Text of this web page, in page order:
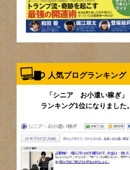
人気ブログランキング
「シニア お小遣い稼ぎ」
ランキング1位になりました。